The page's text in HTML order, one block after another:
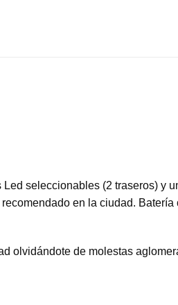
seleccionables (2 traseros) y
en la ciudad. Batería
olvidándote de molestas